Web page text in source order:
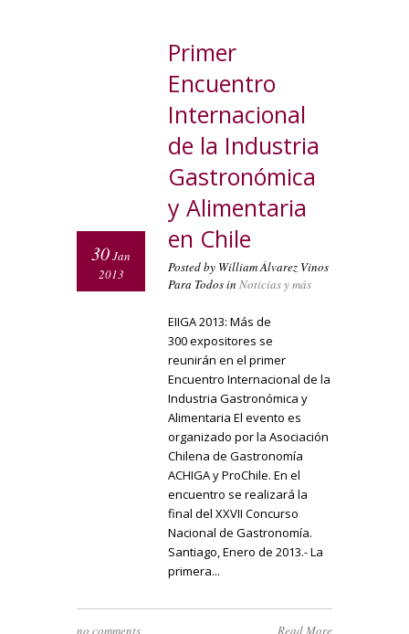
Primer
Encuentro
Internacional
de la Industria
Gastronómica
y Alimentaria
en Chile
30Jan
2013
Posted by William Álvarez Vinos
Para Todos in Noticias y más
EIIGA 2013: Más de
300 expositores se
reunirán en el primer
Encuentro Internacional de la
Industria Gastronómica y
Alimentaria El evento es
organizado por la Asociación
Chilena de Gastronomía
ACHIGA y ProChile. En el
encuentro se realizará la
final del XXVII Concurso
Nacional de Gastronomía.
Santiago, Enero de 2013.- La
primera...
no comments Read More